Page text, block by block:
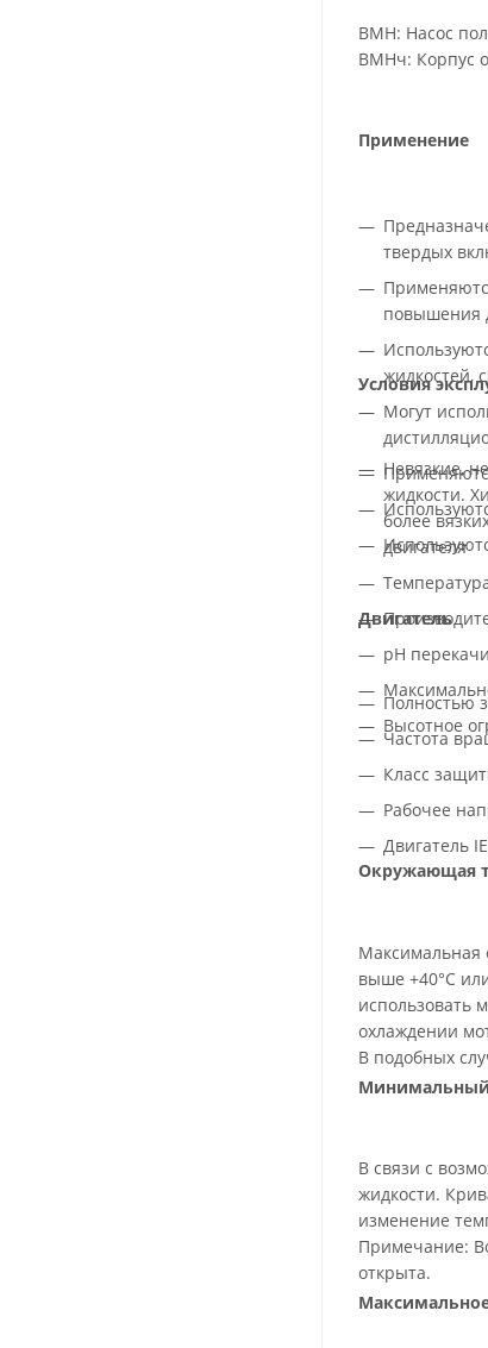
ВМН: Насос
ВМНч: Корпус
Применение
твердых
повышения
жидкостей,
Могут
Условия
Невязкие,
жидкости.
более
двигателя
pH
Высотное
Двигатель
Полностью
Частота
Класс
Рабочее
Двигатель
Окружающая
Максимальная
выше +40°С
использовать
охлаждении
В подобных
Минимальный
В связи с
жидкости.
изменение
Примечание:
открыта.